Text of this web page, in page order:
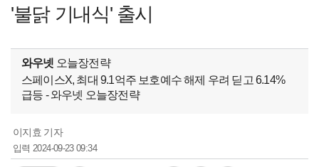
'불닭 기내식' 출시
와우넷 오늘장전략
스페이스X, 최대 9.1억주 보호예수 해제 우려 딛고 6.14%
급등 - 와우넷 오늘장전략
이지효 기자
입력2024-09-23 09:34